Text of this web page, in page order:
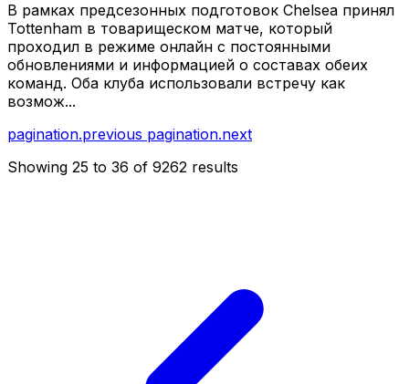
В рамках предсезонных подготовок Chelsea принял
Tottenham в товарищеском матче, который
проходил в режиме онлайн с постоянными
обновлениями и информацией о составах обеих
команд. Оба клуба использовали встречу как
возмож...
pagination.previous pagination.next
Showing 25 to 36 of 9262 results